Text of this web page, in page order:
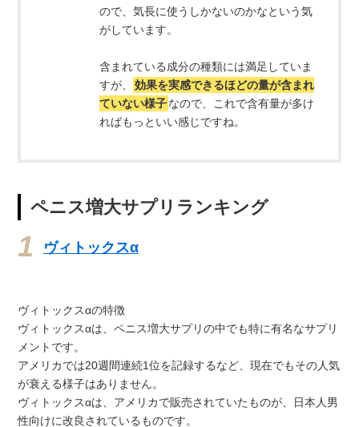
ので、気長に使うしかないのかなという気
がしています。
含まれている成分の種類には満足していま
すが、
効果を実感できるほどの量が含まれ
ていない様子なので、これで含有量が多け
ればもっといい感じですね。
ペニス増大サプリランキング
ヴィトックスα
ヴィトックスαの特徴
ヴィトックスαは、ペニス増大サプリの中でも特に有名なサプリ
メントです。
アメリカでは20週間連続1位を記録するなど、現在でもその人気
が衰える様子はありません。
ヴィトックスαは、アメリカで販売されていたものが、日本人男
性向けに改良されているものです。